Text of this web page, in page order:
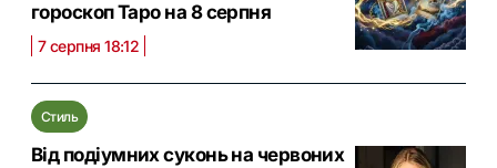
гороскоп Таро на 8 серпня
7 серпня 18:12
Стиль
Від подіумних суконь на червоних